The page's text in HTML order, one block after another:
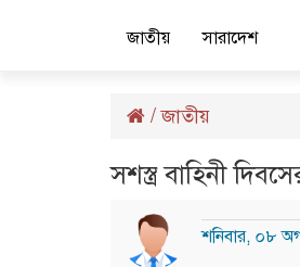
জাতীয় সারাদেশ
/জাতীয়
সশস্ত্র বাহিনী
শনিবার, ০৮